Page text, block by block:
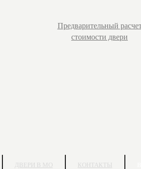
Предварительный
стоимости двери
ДВЕРИ В МО КОНТАКТЫ